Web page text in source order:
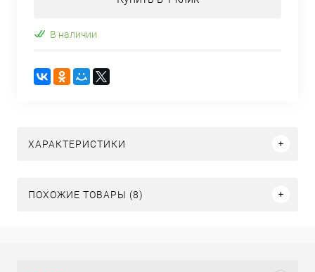
В наличии
ХАРАКТЕРИСТИКИ
ПОХОЖИЕ ТОВАРЫ (8)